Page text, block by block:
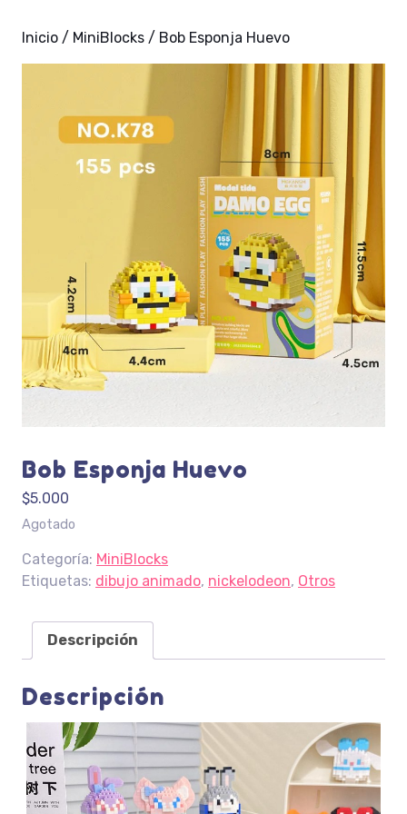
Inicio / MiniBlocks / Bob Esponja Huevo
Bob Esponja Huevo
$5.000
Agotado
Categoría: MiniBlocks
Etiquetas: dibujo animado, nickelodeon, Otros
Descripción
Descripción